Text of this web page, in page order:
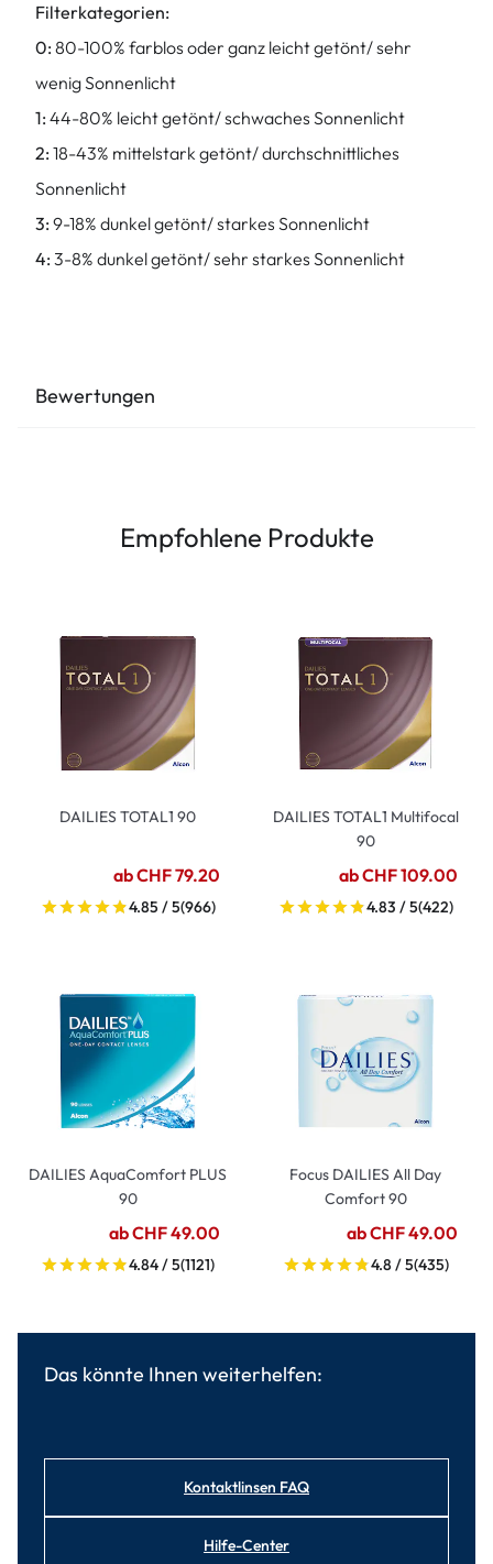
Filterkategorien:
0: 80-100% farblos oder ganz leicht getönt/ sehr
wenig Sonnenlicht
1: 44-80% leicht getönt/ schwaches Sonnenlicht
2: 18-43% mittelstark getönt/ durchschnittliches
Sonnenlicht
3: 9-18% dunkel getönt/ starkes Sonnenlicht
4: 3-8% dunkel getönt/ sehr starkes Sonnenlicht
Bewertungen
Empfohlene Produkte
DAILIES TOTAL1 90
ab CHF 79.20
4.85 / 5(966)
DAILIES TOTAL1 Multifocal
90
ab CHF 109.00
4.83 / 5(422)
DAILIES AquaComfort PLUS
90
ab CHF 49.00
4.84 / 5(1121)
Focus DAILIES All Day
Comfort 90
ab CHF 49.00
4.8 / 5(435)
Das könnte Ihnen weiterhelfen:
Kontaktlinsen FAQ
Hilfe-Center